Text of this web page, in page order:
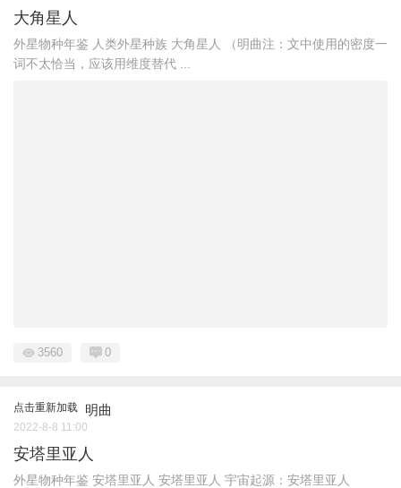
大角星人
外星物种年鉴 人类外星种族 大角星人 （明曲注：文中使用的密度一
词不太恰当，应该用维度替代 ...
3560 0
点击重新加载 明曲
2022-8-8 11:00
安塔里亚人
外星物种年鉴 安塔里亚人 安塔里亚人 宇宙起源：安塔里亚人